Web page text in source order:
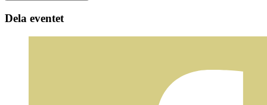
Dela eventet